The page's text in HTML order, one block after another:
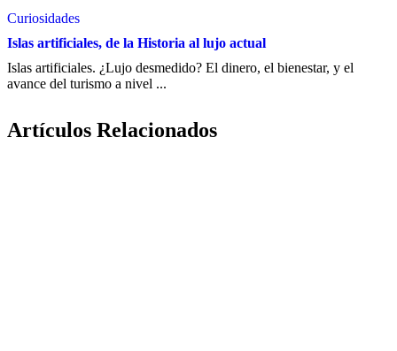
Curiosidades
Islas artificiales, de la Historia al lujo actual
Islas artificiales. ¿Lujo desmedido? El dinero, el bienestar, y el
avance del turismo a nivel ...
Artículos Relacionados